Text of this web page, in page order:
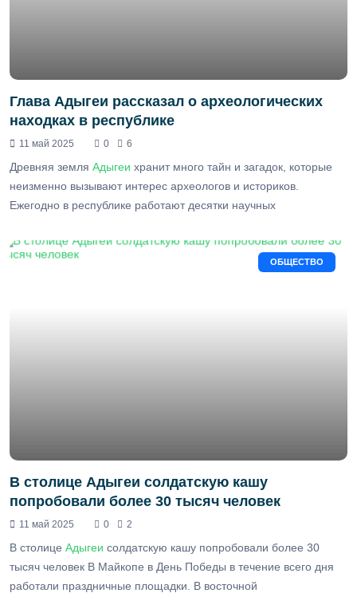
Глава Адыгеи рассказал о археологических
находках в республике
11 май 2025 0 6
Древняя земля Адыгеи хранит много тайн и загадок, которые
неизменно вызывают интерес археологов и историков.
Ежегодно в республике работают десятки научных
ОБЩЕСТВО
В столице Адыгеи солдатскую кашу
попробовали более 30 тысяч человек
11 май 2025 0 2
В столице Адыгеи солдатскую кашу попробовали более 30
тысяч человек В Майкопе в День Победы в течение всего дня
работали праздничные площадки. В восточной